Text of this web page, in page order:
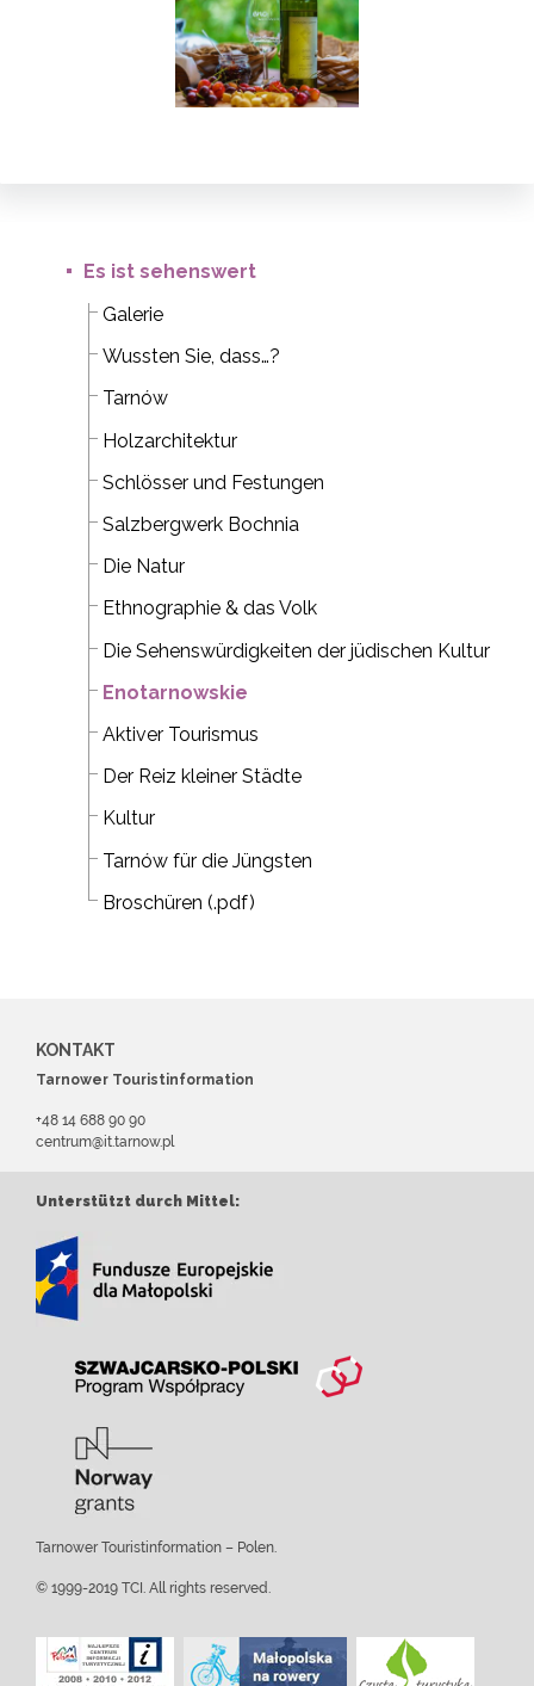
Es ist sehenswert
Galerie
Wussten Sie, dass…?
Tarnów
Holzarchitektur
Schlösser und Festungen
Salzbergwerk Bochnia
Die Natur
Ethnographie & das Volk
Die Sehenswürdigkeiten der jüdischen Kultur
Enotarnowskie
Aktiver Tourismus
Der Reiz kleiner Städte
Kultur
Tarnów für die Jüngsten
Broschüren (.pdf)
KONTAKT
Tarnower Touristinformation
+48 14 688 90 90
centrum@it.tarnow.pl
Unterstützt durch Mittel:
Tarnower Touristinformation – Polen.
© 1999-2019 TCI. All rights reserved.